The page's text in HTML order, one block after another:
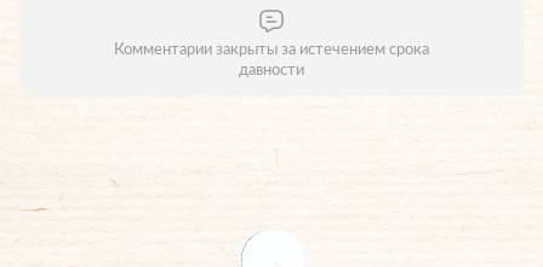
Комментарии закрыты за истечением срока
давности